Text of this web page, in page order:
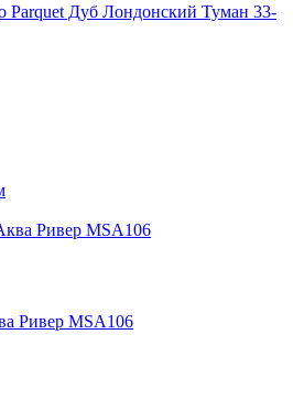
Parquet Дуб Лондонский Туман 33-
Ривер MSA106